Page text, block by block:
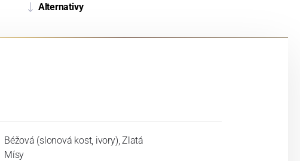
Alternativy
Béžová (slonová kost, ivory), Zlatá
Mísy